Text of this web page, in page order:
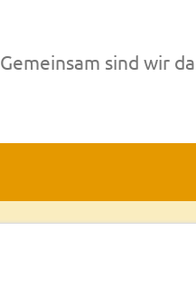
Gemeinsam sind wir